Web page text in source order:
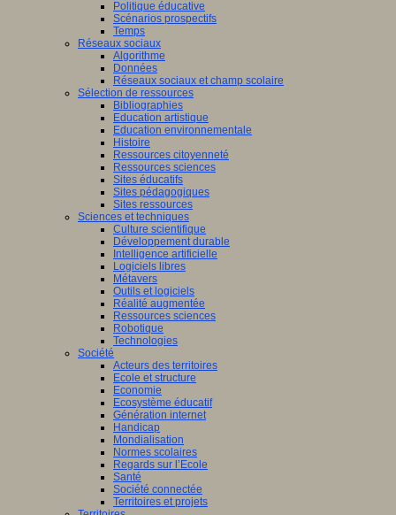
Politique éducative
Scénarios prospectifs
Temps
Réseaux sociaux
Algorithme
Données
Réseaux sociaux et champ scolaire
Sélection de ressources
Bibliographies
Education artistique
Education environnementale
Histoire
Ressources citoyenneté
Ressources sciences
Sites éducatifs
Sites pédagogiques
Sites ressources
Sciences et techniques
Culture scientifique
Développement durable
Intelligence artificielle
Logiciels libres
Métavers
Outils et logiciels
Réalité augmentée
Ressources sciences
Robotique
Technologies
Société
Acteurs des territoires
Ecole et structure
Economie
Ecosystème éducatif
Génération internet
Handicap
Mondialisation
Normes scolaires
Regards sur l’Ecole
Santé
Société connectée
Territoires et projets